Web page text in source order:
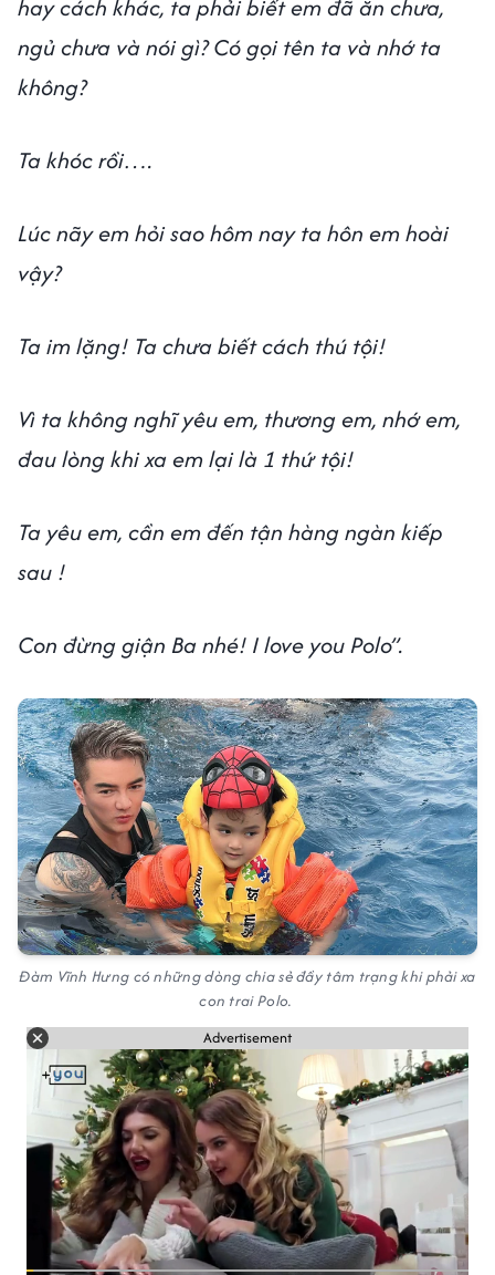
hay cách khác, ta phải biết em đã ăn chưa,
ngủ chưa và nói gì? Có gọi tên ta và nhớ ta
không?
Ta khóc rồi….
Lúc nãy em hỏi sao hôm nay ta hôn em hoài
vậy?
Ta im lặng! Ta chưa biết cách thú tội!
Vì ta không nghĩ yêu em, thương em, nhớ em,
đau lòng khi xa em lại là 1 thứ tội!
Ta yêu em, cần em đến tận hàng ngàn kiếp
sau !
Con đừng giận Ba nhé! I love you Polo”.
Đàm Vĩnh Hưng có những dòng chia sẻ đầy tâm trạng khi phải xa
con trai Polo.
Advertisement